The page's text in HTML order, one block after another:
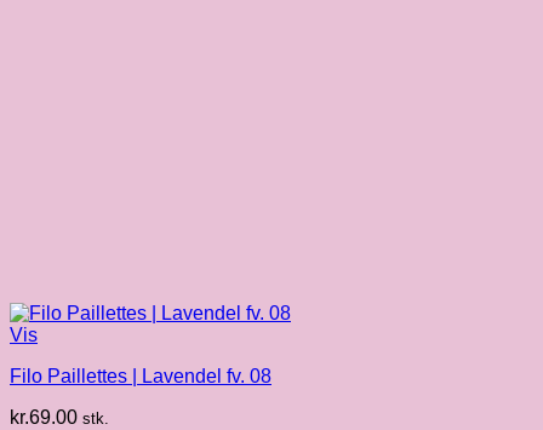
Vis
Filo Paillettes | Lavendel fv. 08
kr.69.00 stk.